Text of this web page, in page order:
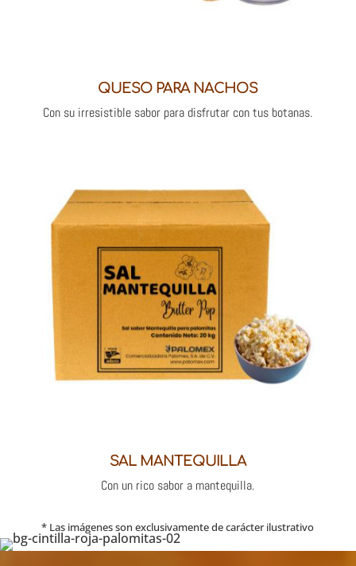
QUESO PARA NACHOS
Con su irresistible sabor para disfrutar con tus botanas.
SAL MANTEQUILLA
Con un rico sabor a mantequilla.
* Las imágenes son exclusivamente de carácter ilustrativo